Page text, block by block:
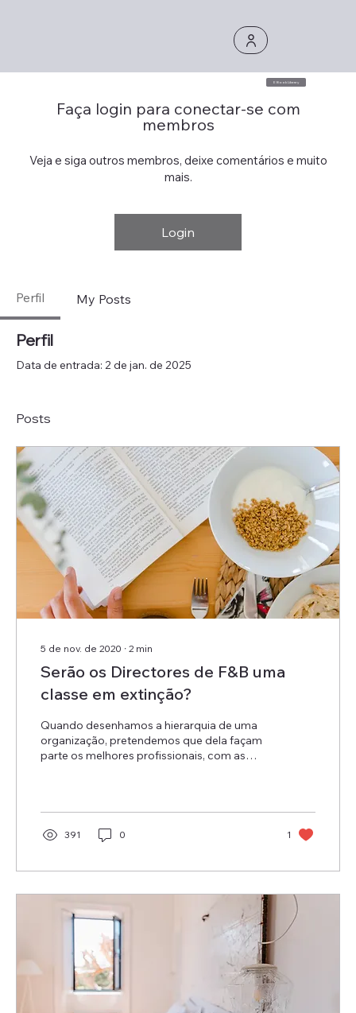
Faça login para conectar-se com
membros
Veja e siga outros membros, deixe comentários e muito
mais.
Login
Perfil My Posts
Perfil
Data de entrada: 2 de jan. de 2025
Posts
5 de nov. de 2020 ∙ 2 min
Serão os Directores de F&B uma
classe em extinção?
Quando desenhamos a hierarquia de uma
organização, pretendemos que dela façam
parte os melhores profissionais, com as
391 0 1
E Book Library